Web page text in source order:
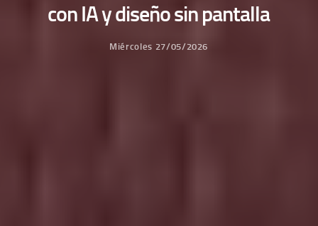
con IA y diseño sin pantalla
Miércoles 27/05/2026